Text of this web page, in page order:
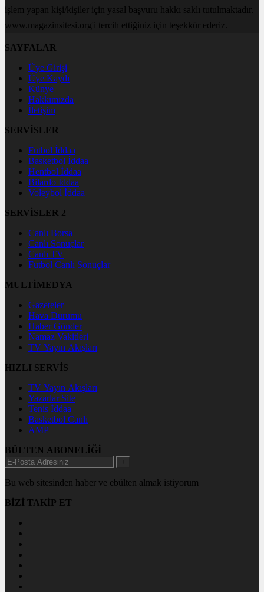
işlem yapan kişi/kişiler için yasal başvuru hakkı saklı tutulmaktadır.
www.magazinsitesi.org'i tercih ettiğiniz için teşekkür ederiz.
SAYFALAR
Üye Girişi
Üye Kaydı
Künye
Hakkımızda
İletişim
SERVİSLER
Futbol İddaa
Basketbol İddaa
Hentbol İddaa
Bilardo İddaa
Voleybol İddaa
SERVİSLER 2
Canlı Borsa
Canlı Sonuçlar
Canlı TV
Futbol Canlı Sonuçlar
MULTİMEDYA
Gazeteler
Hava Durumu
Haber Gönder
Namaz Vakitleri
TV Yayın Akışları
HIZLI SERVİS
TV Yayın Akışları
Yazarlar Site
Tenis İddaa
Basketbol Canlı
AMP
BÜLTEN ABONELİĞİ
+
Bu web sitesinden haber ve ebülten almak istiyorum
BİZİ TAKİP ET